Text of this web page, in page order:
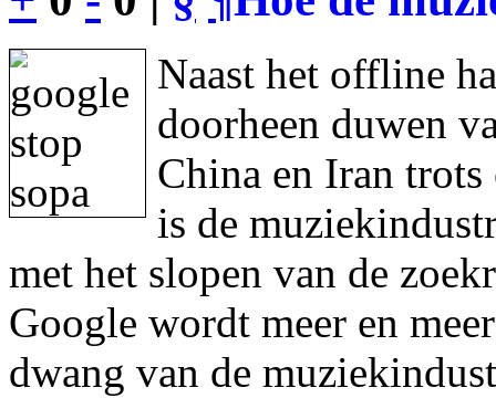
Naast het offline
doorheen duwen
China en Iran
is de
met het slopen van de
Google wordt meer en
dwang van de